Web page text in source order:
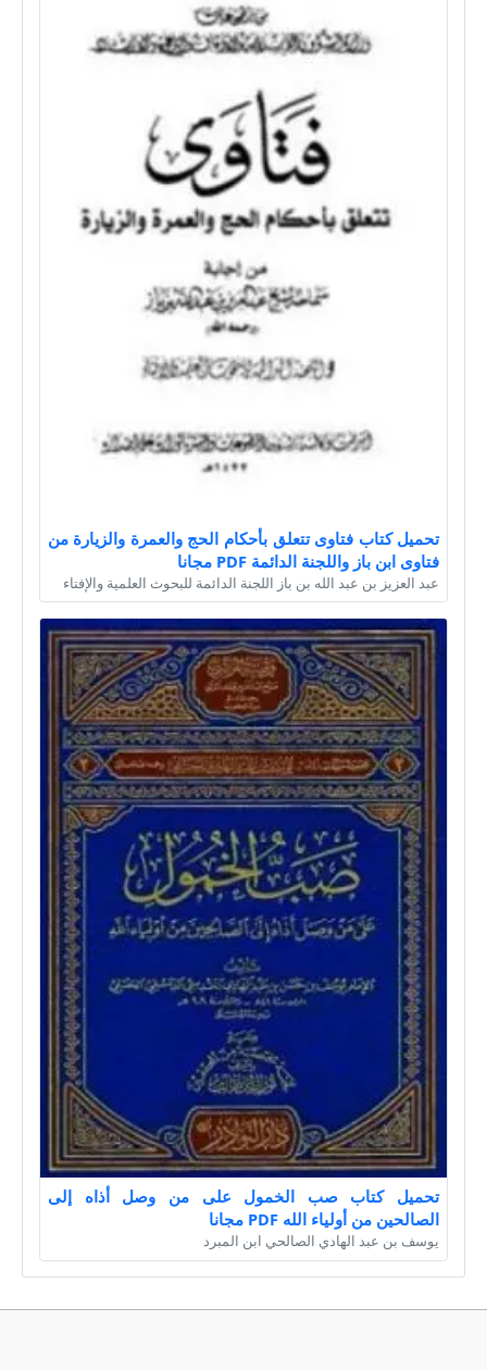
تحميل كتاب فتاوى تتعلق بأحكام الحج والعمرة والزيارة من
فتاوى ابن باز واللجنة الدائمة PDF مجانا
عبد العزيز بن عبد الله بن باز اللجنة الدائمة للبحوث العلمية والإفتاء
تحميل كتاب صب الخمول على من وصل أذاه إلى
الصالحين من أولياء الله PDF مجانا
يوسف بن عبد الهادي الصالحي ابن المبرد